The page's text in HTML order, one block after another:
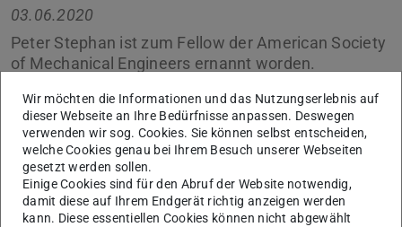
03.06.2020
Peter Stephan ist zum Fellow der American Society
of Mechanical Engineers ernannt worden.
Das ASME-Komitee der früheren Präsidenten verleiht
jährlich einigen nominierten Kandidatinnen und
Kandidaten seit nun mehr als 70 Jahren den Status
Fellow, um ihre herausragenden Ingenieurleistungen zu
würdigen. Peter Stephan ist der zehnte deutsche
Wissenschaftler und Ingenieur, der diese Auszeichnung
Wir möchten die Informationen und das Nutzungserlebnis auf
dieser Webseite an Ihre Bedürfnisse anpassen. Deswegen
verwenden wir sog. Cookies. Sie können selbst entscheiden,
welche Cookies genau bei Ihrem Besuch unserer Webseiten
gesetzt werden sollen.
Einige Cookies sind für den Abruf der Website notwendig,
damit diese auf Ihrem Endgerät richtig anzeigen werden
kann. Diese essentiellen Cookies können nicht abgewählt